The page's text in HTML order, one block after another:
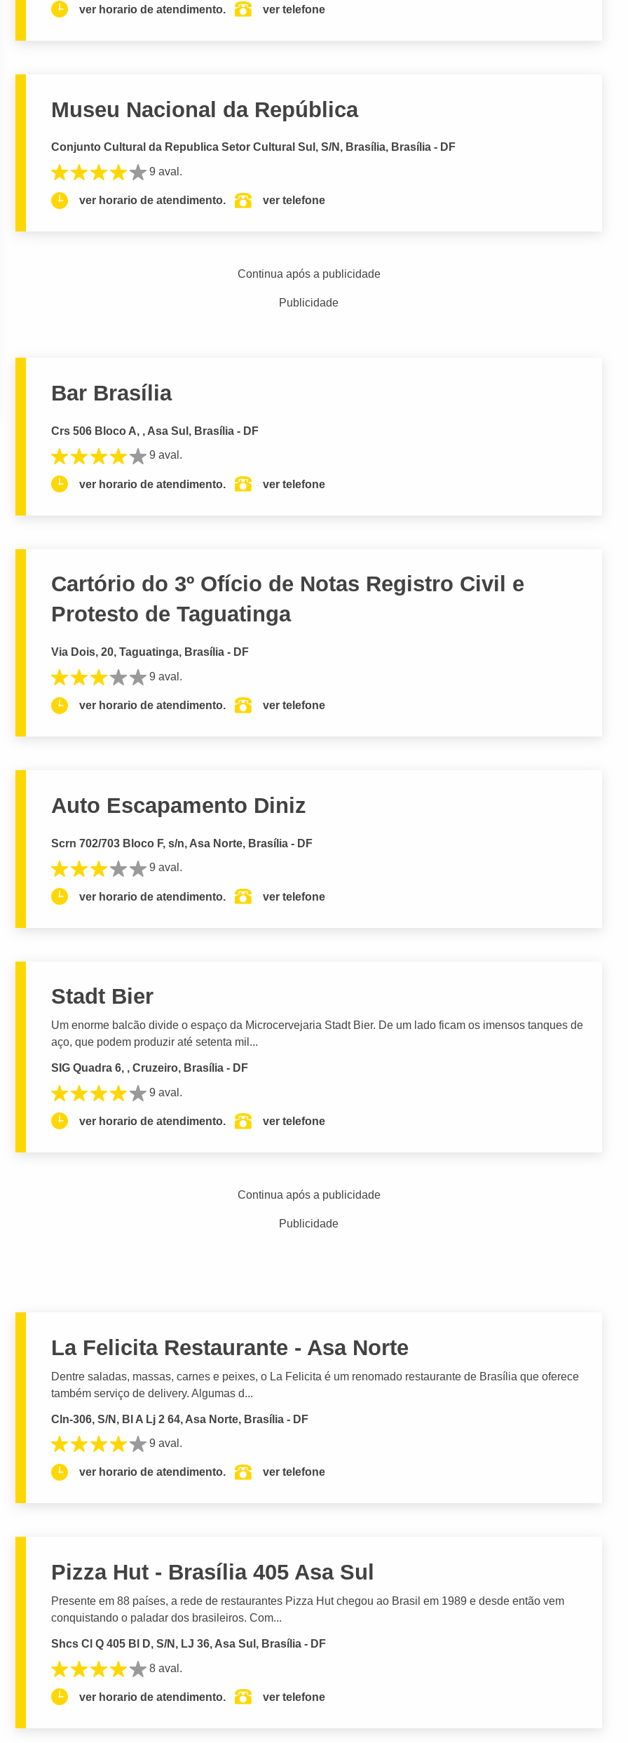
ver horario de atendimento. ver telefone
Museu Nacional da República
Conjunto Cultural da Republica Setor Cultural Sul, S/N, Brasília, Brasília - DF
9 aval.
ver horario de atendimento. ver telefone
Continua após a publicidade
Publicidade
Bar Brasília
Crs 506 Bloco A, , Asa Sul, Brasília - DF
9 aval.
ver horario de atendimento. ver telefone
Cartório do 3º Ofício de Notas Registro Civil e
Protesto de Taguatinga
Via Dois, 20, Taguatinga, Brasília - DF
9 aval.
ver horario de atendimento. ver telefone
Auto Escapamento Diniz
Scrn 702/703 Bloco F, s/n, Asa Norte, Brasília - DF
9 aval.
ver horario de atendimento. ver telefone
Stadt Bier
Um enorme balcão divide o espaço da Microcervejaria Stadt Bier. De um lado ficam os imensos tanques de
aço, que podem produzir até setenta mil...
SIG Quadra 6, , Cruzeiro, Brasília - DF
9 aval.
ver horario de atendimento. ver telefone
Continua após a publicidade
Publicidade
La Felicita Restaurante - Asa Norte
Dentre saladas, massas, carnes e peixes, o La Felicita é um renomado restaurante de Brasília que oferece
também serviço de delivery. Algumas d...
Cln-306, S/N, Bl A Lj 2 64, Asa Norte, Brasília - DF
9 aval.
ver horario de atendimento. ver telefone
Pizza Hut - Brasília 405 Asa Sul
Presente em 88 países, a rede de restaurantes Pizza Hut chegou ao Brasil em 1989 e desde então vem
conquistando o paladar dos brasileiros. Com...
Shcs Cl Q 405 Bl D, S/N, LJ 36, Asa Sul, Brasília - DF
8 aval.
ver horario de atendimento. ver telefone